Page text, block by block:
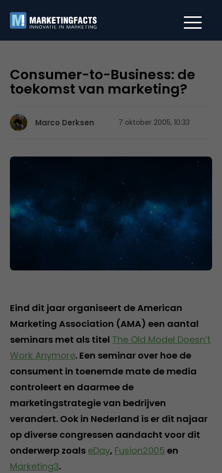
Consumer-to-Business: de
toekomst van marketing?
Marco Derksen 7 oktober 2005, 10:33
Eind dit jaar organiseert de American
Marketing Association (AMA) een aantal
seminars met als titel The Old Model Doesn’t
Work Anymore. Een seminar over hoe de
consument in toenemde mate de media
controleert en daarmee de
marketingstrategie van bedrijven
verandert. Ook in Nederland is er dit najaar
op diverse congressen aandacht voor dit
onderwerp zoals eDay, Fusion2005 en
Marketing3.